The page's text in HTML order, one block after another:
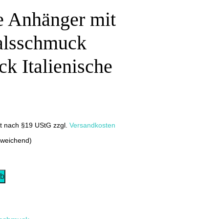
Anhänger mit
Italienische
nach §19 UStG zzgl. Versandkosten